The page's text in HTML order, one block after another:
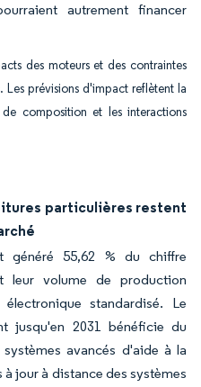
autrement financer
des moteurs et des contraintes
prévisions d'impact reflètent la
composition et les interactions
particulières restent
généré 55,62 % du chiffre
leur volume de production
standardisé. Le
jusqu'en 2031 bénéficie du
avancés d'aide à la
jour à distance des systèmes